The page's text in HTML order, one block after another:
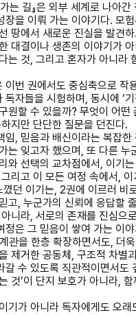
는 길』은 외부 세계로 나아간
장을 이뤄 가는 이야기다.모
땅에서 새로운 진실을 발견
대결이나 생존의 이야기가
는 것,그리고 혼자가 아니라
번 권에서도 중심축으로 작
독자들을 시험하며 ,동시에‘
원할 수 있을까?무엇이 어떤
지만 단단한 질문을 던진다.
임, 믿음과 배신이라는 복잡한
는 잊고자 했으며 ,또 다른 누
와 선택의 교차점에서 , 이기
그리고 이 모든 여정 속에서 ,
던 이기는, 2권에 이르러 비
고,누군가의 신뢰에 응답할
니라,서로의 존재를 진심으
정은 그 믿음이 쌓여 가는 이
관을 한층 확장하면서도, 더
제거한 공동체 ,구조적 차별
갈 수 있도록 직관적이면서도
것’이 단지 보호가 아니라,함
이기가 아니라 독자에게도 오래